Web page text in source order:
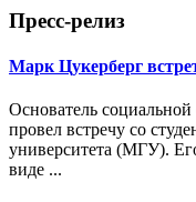
Пресс-релиз
Марк Цукерберг
Основатель
провел встречу со
университета (МГУ).
виде ...